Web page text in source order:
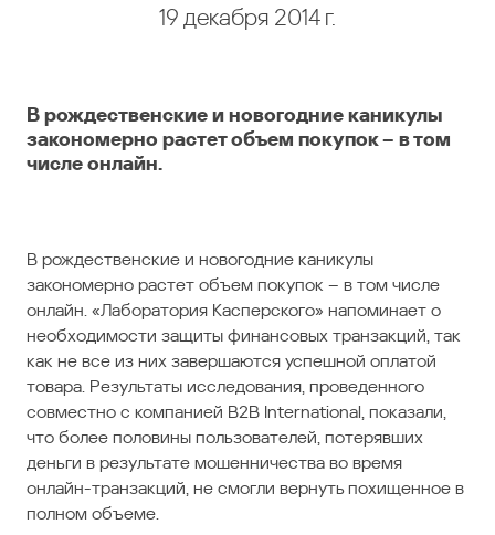
19 декабря 2014 г.
В рождественские и новогодние каникулы
закономерно растет объем покупок – в том
числе онлайн.
В рождественские и новогодние каникулы
закономерно растет объем покупок – в том числе
онлайн. «Лаборатория Касперского» напоминает о
необходимости защиты финансовых транзакций, так
как не все из них завершаются успешной оплатой
товара. Результаты исследования, проведенного
совместно с компанией B2B International, показали,
что более половины пользователей, потерявших
деньги в результате мошенничества во время
онлайн-транзакций, не смогли вернуть похищенное в
полном объеме.